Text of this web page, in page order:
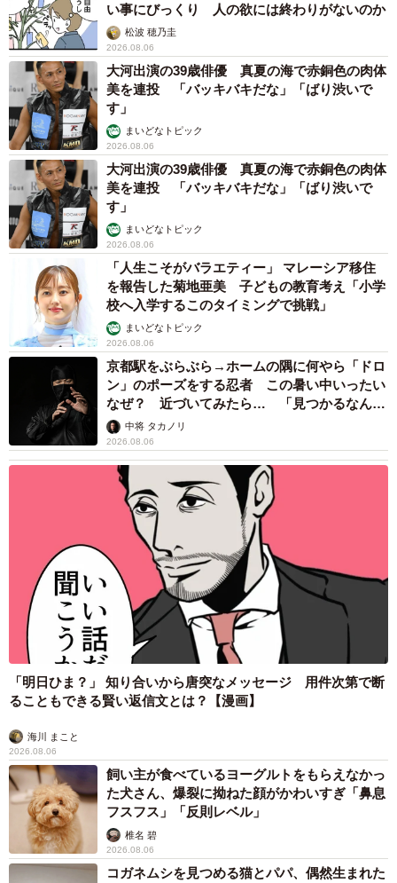
い事にびっくり 人の欲には終わりがないのか
松波 穂乃圭
2026.08.06
大河出演の39歳俳優 真夏の海で赤銅色の肉体
美を連投 「バッキバキだな」「ばり渋いで
す」
まいどなトピック
2026.08.06
大河出演の39歳俳優 真夏の海で赤銅色の肉体
美を連投 「バッキバキだな」「ばり渋いで
す」
まいどなトピック
2026.08.06
「人生こそがバラエティー」 マレーシア移住
を報告した菊地亜美 子どもの教育考え「小学
校へ入学するこのタイミングで挑戦」
まいどなトピック
2026.08.06
京都駅をぶらぶら→ホームの隅に何やら「ドロ
ン」のポーズをする忍者 この暑い中いったい
なぜ？ 近づいてみたら… 「見つかるなんて
未熟」中将 タカノリ
2026.08.06
「明日ひま？」 知り合いから唐突なメッセージ 用件次第で断
ることもできる賢い返信文とは？【漫画】
海川 まこと
2026.08.06
飼い主が食べているヨーグルトをもらえなかっ
た犬さん、爆裂に拗ねた顔がかわいすぎ「鼻息
フスフス」「反則レベル」
椎名 碧
2026.08.06
コガネムシを見つめる猫とパパ、偶然生まれた